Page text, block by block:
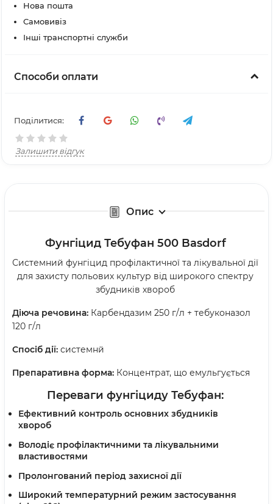
Нова пошта
Самовивіз
Інші транспортні служби
Способи оплати
Поділитися:
Залишити відгук
Опис
Фунгіцид Тебуфан 500 Basdorf
Системний фунгіцид профілактичної та лікувальної дії
для захисту польових культур від широкого спектру
збудників хвороб
Діюча речовина: Карбендазим 250 г/л + тебуконазол
120 г/л
Спосіб дії: системнй
Препаративна форма: Концентрат, що емульгується
Переваги фунгіциду Тебуфан:
Ефективний контроль основних збудників
хвороб
Володіє профілактичними та лікувальними
властивостями
Пролонгований період захисної дії
Широкий температурний режим застосування